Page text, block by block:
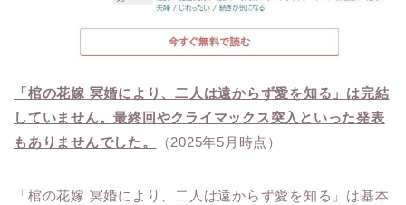
「棺の花嫁 冥婚により、二人は遠からず愛を知る」は完結
していません。最終回やクライマックス突入といった発表
もありませんでした。
（2025年5月時点）
「棺の花嫁 冥婚により、二人は遠からず愛を知る」は基本